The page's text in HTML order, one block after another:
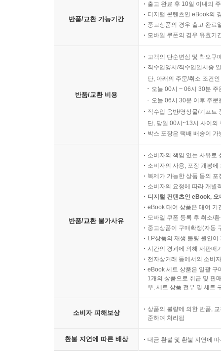
반품/교환 가능기간
출고 완료 후 10일 이내의
디지털 콘텐츠인 eBook의
중고상품의 경우 출고 완료
모바일 쿠폰의 경우 유효기
반품/교환 비용
고객의 단순변심 및 착오구
직수입양서/직수입일서중
단, 아래의 주문/취소 조건
오늘 00시 ~ 06시 30분
오늘 06시 30분 이후 주
직수입 음반/영상물/기프트
단, 당일 00시~13시 사이의
박스 포장은 택배 배송이
반품/교환 불가사유
소비자의 책임 있는 사유로
소비자의 사용, 포장 개봉
복제가 가능한 상품 등의
소비자의 요청에 따라 개별
디지털 컨텐츠인 eBook,
eBook 대여 상품은 대여 기
모바일 쿠폰 등록 후 취소/
중고상품이 구매확정(자동
LP상품의 재생 불량 원인
시간의 경과에 의해 재판매
전자상거래 등에서의 소비
eBook 세트 상품은 일괄 구
1개의 상품으로 취급 및 판
우, 세트 상품 전부 및 세트
소비자 피해보상
상품의 불량에 의한 반품,
준하여 처리됨
환불 지연에 따른 배상 대금 환불 및 환불 지연에